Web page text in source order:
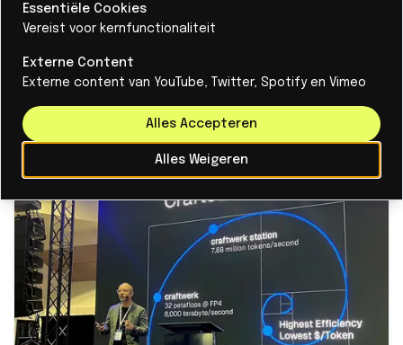
routinematig vijf of meer modellen parallel draaien.
infrastructuur om het wisselen van model te
vergemakkelijken. “Soms levert integratie helemaal
geen voordeel op”, zei ze.
Essentiële Cookies
Vereist voor kernfunctionaliteit
Externe Content
Externe content van YouTube, Twitter, Spotify en Vimeo
Alles Weigeren
Alles Accepteren